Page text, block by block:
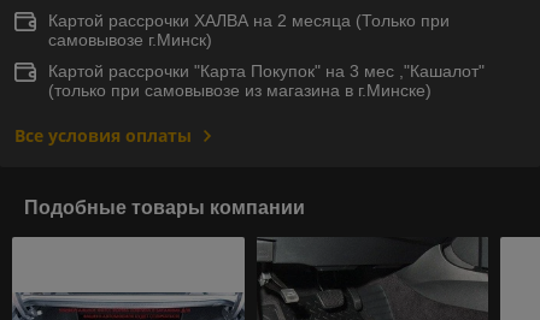
Картой рассрочки ХАЛВА на 2 месяца (Только при
самовывозе г.Минск)
Картой рассрочки "Карта Покупок" на 3 мес ,"Кашалот"
(только при самовывозе из магазина в г.Минске)
Все условия оплаты
Подобные товары компании